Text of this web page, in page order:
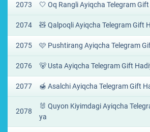
2073 🤍 Oq Rangli Ayiqcha Telegram
2074 🧸 Qalpoqli Ayiqcha Telegram Gift
2075 🩷 Pushtirang Ayiqcha Telegram
2076 🐻 Usta Ayiqcha Telegram Gift
2077 🍯 Asalchi Ayiqcha Telegram Gift
2078
🐰 Quyon Kiyimdagi Ayiqcha
ya